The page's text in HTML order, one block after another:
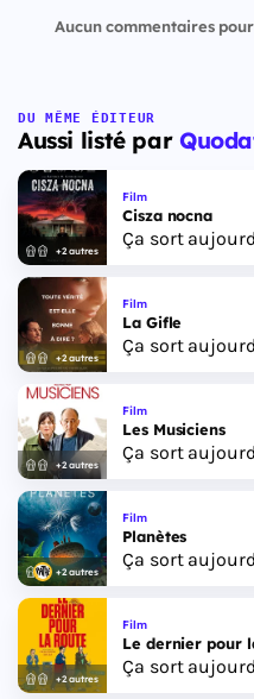
Aucun commentaires
DU MÊME ÉDITEUR
Aussi listé par
+2 autres
Film
Cisza nocna
Ça sort
+2 autres
Film
La Gifle
Ça sort
+2 autres
Film
Les Musiciens
Ça sort
+2 autres
Film
Planètes
Ça sort
+2 autres
Film
Le dernier pour
Ça sort